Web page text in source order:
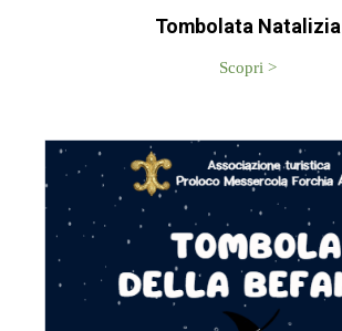
Tombolata Natalizia
Scopri >